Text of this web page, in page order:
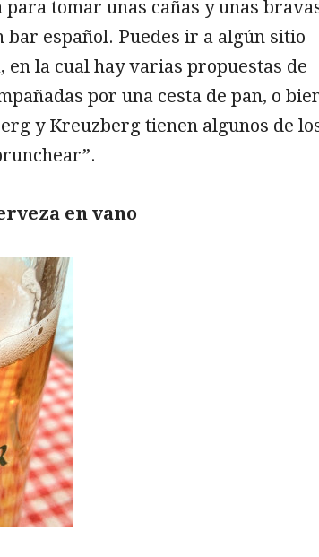
tomar unas cañas y unas
bar español. Puedes ir a algún sitio
en la cual hay varias propuestas de
por una cesta de pan, o
y Kreuzberg tienen algunos de
en vano